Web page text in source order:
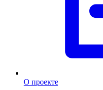
О проекте